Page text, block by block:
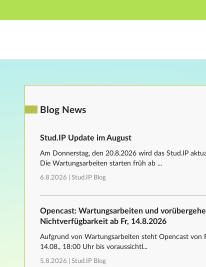
Hauptnavigation
Blog News
Stud.IP Update im August
Am Donnerstag, den 20.8.2026 wird das Stud.IP
Die Wartungsarbeiten starten früh ab ...
6.8.2026 | Stud.IP Blog
Opencast: Wartungsarbeiten und
Nichtverfügbarkeit ab Fr, 14.8.2026
Aufgrund von Wartungsarbeiten steht Opencast von
14.08., 18:00 Uhr bis voraussichtl...
5.8.2026 | Stud.IP Blog